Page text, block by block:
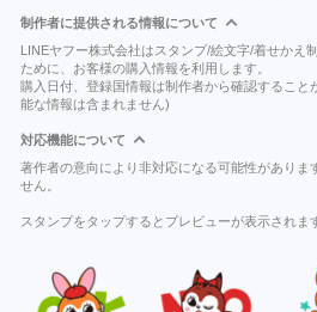
制作者に提供される情報について
LINEヤフー株式会社はスタンプ/絵文字/着せかえ
ために、お客様の購入情報を利用します。
購入日付、登録国情報は制作者から確認するこ
能な情報は含まれません)
対応機能について
著作者の意向により非対応になる可能性がありま
せん。
スタンプをタップするとプレビューが表示されま